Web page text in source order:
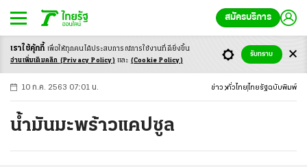
สมัครบริการ
-ก ก ก+
10 ก.ค. 2563 07:01 น. ข่าว ทั่วไทย ไทยรัฐฉบับพิมพ์
น้ำมันมะพร้าวแคปซูล
เราใช้คุ้กกี้ เพื่อให้ทุกคนได้ประสบการณ์การใช้งานที่ดียิ่งขึ้น
อ่านเพิ่มเติมคลิก (Privacy Policy) และ (Cookie Policy)
รับทราบ